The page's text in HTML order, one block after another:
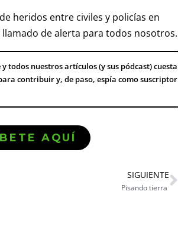
heridos entre civiles y policías en
de alerta para todos nosotros.
nuestros artículos (y sus pódcast) cuesta
contribuir y, de paso, espía como suscriptor
AQUÍ
SIGUIENTE
Pisando tierra